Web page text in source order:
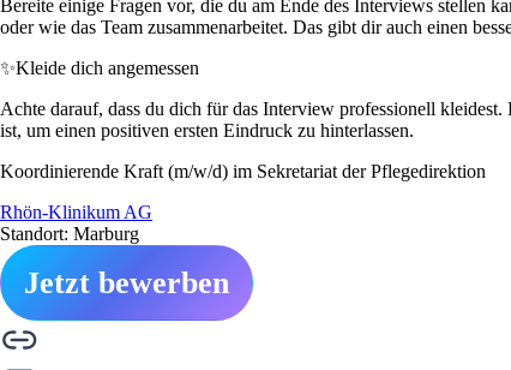
Bereite einige Fragen vor, die du am Ende des Interviews stellen
oder wie das Team zusammenarbeitet. Das gibt dir auch einen
✨Kleide dich angemessen
Achte darauf, dass du dich für das Interview professionell
ist, um einen positiven ersten Eindruck zu hinterlassen.
Koordinierende Kraft (m/w/d) im Sekretariat der Pflegedirektion
Rhön-Klinikum AG
Standort: Marburg
Jetzt bewerben